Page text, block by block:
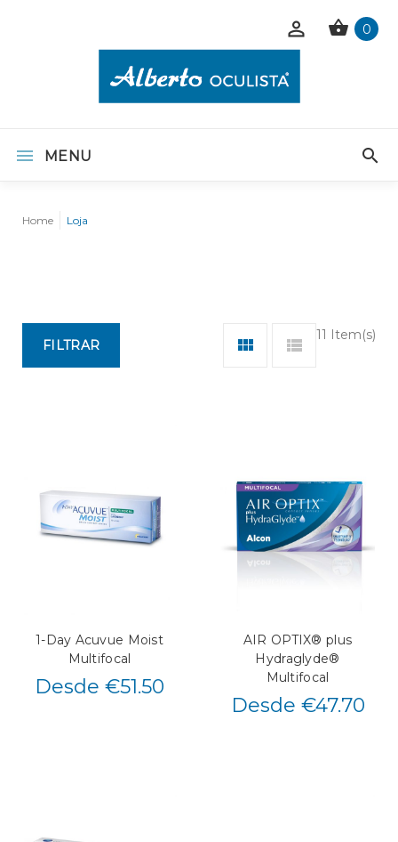
0
MENU
Home Loja
11 Item(s)
FILTRAR
1-Day Acuvue Moist
Multifocal
Desde €51.50
AIR OPTIX® plus
Hydraglyde®
Multifocal
Desde €47.70